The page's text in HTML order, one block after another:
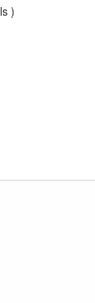
)